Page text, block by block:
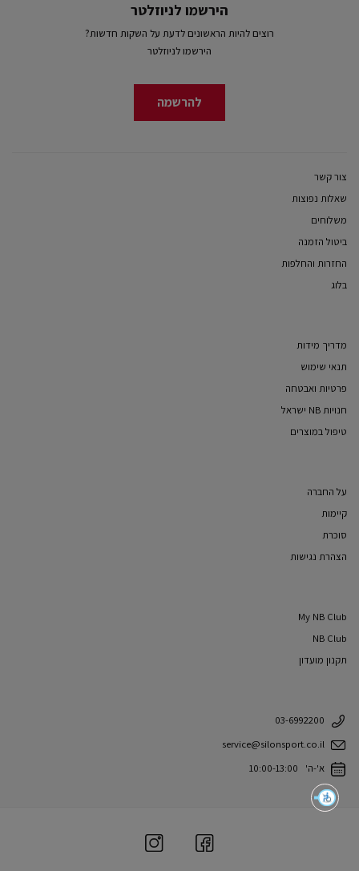
הירשמו לניוזלטר
רוצים להיות הראשונים לדעת על השקות חדשות?
הירשמו לניוזלטר
להרשמה
צור קשר
שאלות נפוצות
משלוחים
ביטול הזמנה
החזרות והחלפות
בלוג
מדריך מידות
תנאי שימוש
פרטיות ואבטחה
חנויות NB ישראל
טיפול במוצרים
על החברה
קיימות
סוכרת
הצהרת נגישות
My NB Club
NB Club
תקנון מועדון
03-6992200
service@silonsport.co.il
א'-ה' 10:00-13:00